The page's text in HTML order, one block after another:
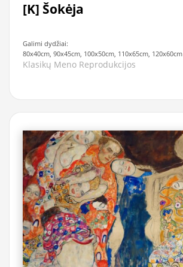
[K] Šokėja
Galimi dydžiai:
80x40cm, 90x45cm, 100x50cm, 110x65cm, 120x60cm
Klasikų Meno Reprodukcijos